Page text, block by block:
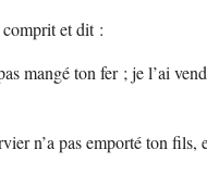
et dit :
mangé ton fer ; je l’ai
n’a pas emporté ton fils,